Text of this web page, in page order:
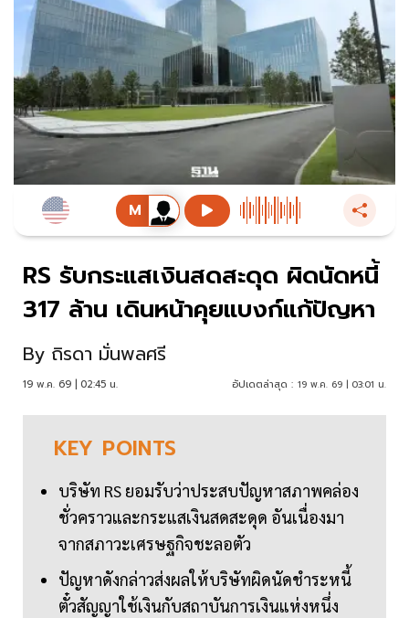
RS รับกระแสเงินสดสะดุด ผิดนัดหนี้
317 ล้าน เดินหน้าคุยแบงก์แก้ปัญหา
By ถิรดา มั่นพลศรี
19 พ.ค. 69 | 02:45 น. อัปเดตล่าสุด : 19 พ.ค. 69 | 03:01 น.
KEY POINTS
บริษัท RS ยอมรับว่าประสบปัญหาสภาพคล่อง
ชั่วคราวและกระแสเงินสดสะดุด อันเนื่องมา
จากสภาวะเศรษฐกิจชะลอตัว
ปัญหาดังกล่าวส่งผลให้บริษัทผิดนัดชำระหนี้
ตั๋วสัญญาใช้เงินกับสถาบันการเงินแห่งหนึ่ง